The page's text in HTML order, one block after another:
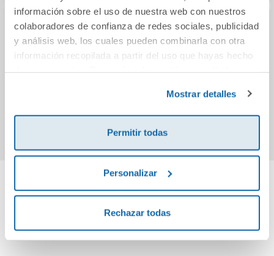
información sobre el uso de nuestra web con nuestros
colaboradores de confianza de redes sociales, publicidad
y análisis web, los cuales pueden combinarla con otra
información recopilada a partir del uso que hayas hecho
Mostrar detalles
Permitir todas
Personalizar
Rechazar todas
Barba Azul
Comprar
¡Qué ganas de
hacer pipí!
18,00€
Comprar
Cuéntanos tu opinión
¡Sé el primero en valorar este producto!